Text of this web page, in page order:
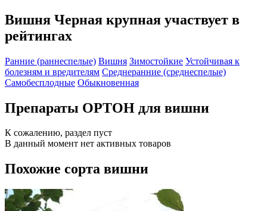
Вишня Черная крупная участвует в
рейтингах
Ранние (раннеспелые) Вишня Зимостойкие Устойчивая к
болезням и вредителям Среднеранние (среднеспелые)
Самобесплодные Обыкновенная
Препараты ОРТОН для вишни
К сожалению, раздел пуст
В данный момент нет активных товаров
Похожие сорта вишни